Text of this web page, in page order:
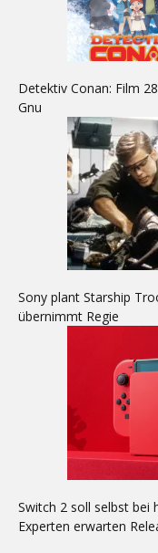
Detektiv Conan: Film
Gnu
Sony plant Starship
übernimmt Regie
Switch 2 soll selbst bei
Experten erwarten